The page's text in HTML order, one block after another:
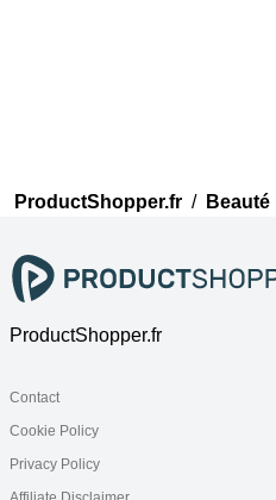
ProductShopper.fr / Beauté
ProductShopper.fr
Contact
Cookie Policy
Privacy Policy